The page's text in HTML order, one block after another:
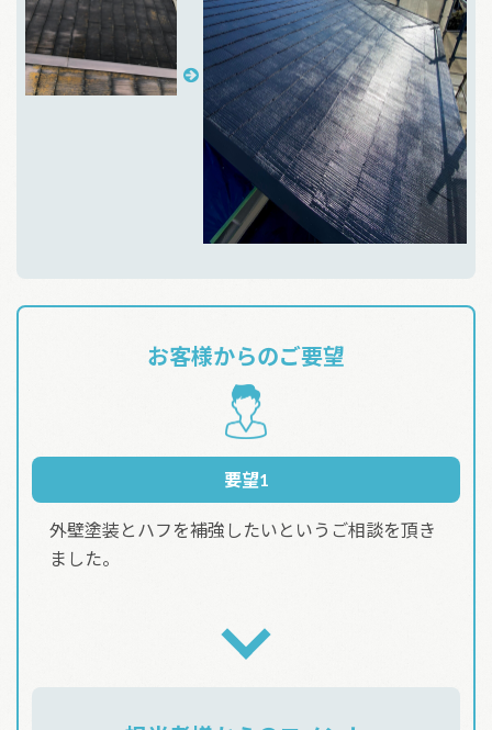
お客様からのご要望
要望1
外壁塗装とハフを補強したいというご相談を頂き
ました。